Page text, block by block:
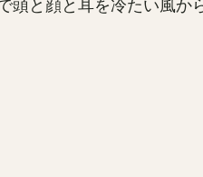
と顔と耳を冷たい風か